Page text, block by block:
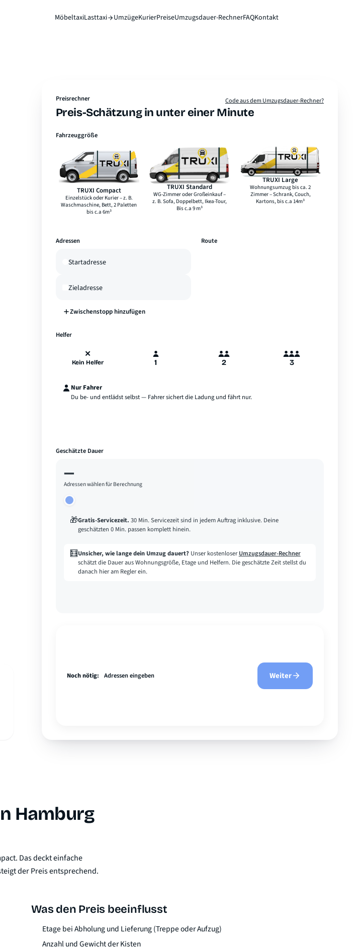
MöbeltaxiLasttaxi UmzügeKurierPreiseUmzugsdauer-RechnerFAQKontakt
Preisrechner
Preis-Schätzung in unter einer Minute
Code aus dem Umzugsdauer-Rechner?
Fahrzeuggröße
TRUXI Compact
Laderaumlänge
2,1 m
Laderaumbreite
1,3 m
Laderaumhöhe
TRUXI Standard
Laderaumlänge
3,1 m
Laderaumbreite
1,5 m
Laderaumhöhe
TRUXI Large
Laderaumlänge
4,1 m
Laderaumbreite
1,5 m
Laderaumhöhe
1,8 m
Adressen
Zwischenstopp hinzufügen
Route
Helfer
✕
Kein Helfer 1 2 3
Nur Fahrer
Du be- und entlädst selbst — Fahrer sichert die Ladung und fährt nur.
Geschätzte Dauer
—
Adressen wählen für Berechnung
🎁Gratis-Servicezeit. 30 Min. Servicezeit sind in jedem Auftrag inklusive. Deine
geschätzten 0 Min. passen komplett hinein.
🧮Unsicher, wie lange dein Umzug dauert? Unser kostenloserUmzugsdauer-Rechner
schätzt die Dauer aus Wohnungsgröße, Etage und Helfern. Die geschätzte Zeit stellst du
danach hier am Regler ein.
Noch nötig: Adressen eingeben Weiter
Hamburg
Das deckt einfache
der Preis entsprechend.
Was den Preis beeinflusst
Etage bei Abholung und Lieferung (Treppe oder Aufzug)
Anzahl und Gewicht der Kisten